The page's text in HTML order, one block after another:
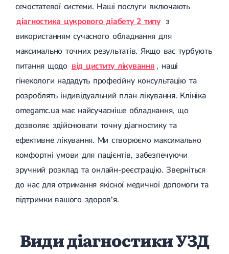
сечостатевої системи. Наші послуги включають
діагностика цукрового діабету 2 типу з
використанням сучасного обладнання для
максимально точних результатів. Якщо вас турбують
питання щодо від циститу лікування , наші
гінекологи нададуть професійну консультацію та
розроблять індивідуальний план лікування. Клініка
omegamc.ua має найсучасніше обладнання, що
дозволяє здійснювати точну діагностику та
ефективне лікування. Ми створюємо максимально
комфортні умови для пацієнтів, забезпечуючи
зручний розклад та онлайн-реєстрацію. Зверніться
до нас для отримання якісної медичної допомоги та
підтримки вашого здоров'я.
Види діагностики УЗД